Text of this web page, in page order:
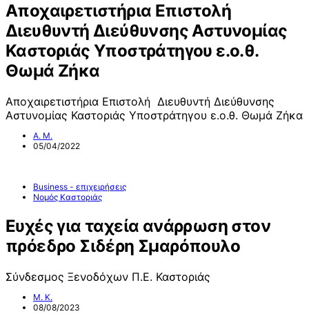
Αποχαιρετιστήρια Επιστολή
Διευθυντή Διεύθυνσης Αστυνομίας
Καστοριάς Υποστράτηγου ε.ο.θ.
Θωμά Ζήκα
Αποχαιρετιστήρια Επιστολή Διευθυντή Διεύθυνσης
Αστυνομίας Καστοριάς Υποστράτηγου ε.ο.θ. Θωμά Ζήκα
Α. Μ.
05/04/2022
Business - επιχειρήσεις
Νομός Καστοριάς
Ευχές για ταχεία ανάρρωση στον
πρόεδρο Σιδέρη Σμαρόπουλο
Σύνδεσμος Ξενοδόχων Π.Ε. Καστοριάς
Μ. Κ.
08/08/2023